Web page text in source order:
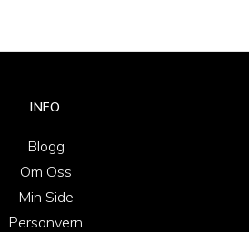
INFO
Blogg
Om Oss
Min Side
Personvern